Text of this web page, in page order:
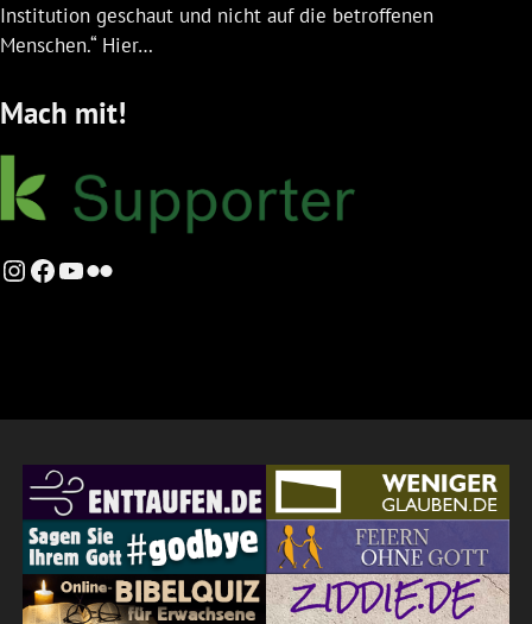
Institution geschaut und nicht auf die betroffenen
Menschen.“ Hier…
Mach mit!
Instagram
Facebook
YouTube
Flickr